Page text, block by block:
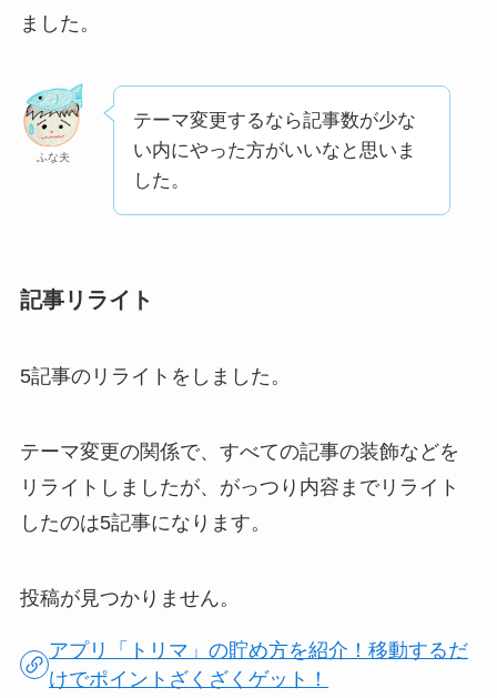
ました。
ふな夫
テーマ変更するなら記事数が少な
い内にやった方がいいなと思いま
した。
記事リライト
5記事のリライトをしました。
テーマ変更の関係で、すべての記事の装飾などを
リライトしましたが、がっつり内容までリライト
したのは5記事になります。
投稿が見つかりません。
アプリ「トリマ」の貯め方を紹介！移動するだ
けでポイントざくざくゲット！